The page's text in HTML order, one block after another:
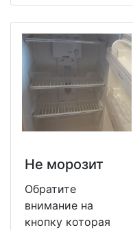
Не морозит
Обратите
внимание на
кнопку которая